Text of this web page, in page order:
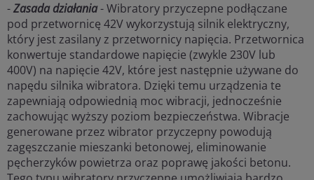
-Zasada działania- Wibratory przyczepne podłączane
pod przetwornicę 42V wykorzystują silnik elektryczny,
który jest zasilany z przetwornicy napięcia. Przetwornica
konwertuje standardowe napięcie (zwykle 230V lub
400V) na napięcie 42V, które jest następnie używane do
napędu silnika wibratora. Dzięki temu urządzenia te
zapewniają odpowiednią moc wibracji, jednocześnie
zachowując wyższy poziom bezpieczeństwa. Wibracje
generowane przez wibrator przyczepny powodują
zagęszczanie mieszanki betonowej, eliminowanie
pęcherzyków powietrza oraz poprawę jakości betonu.